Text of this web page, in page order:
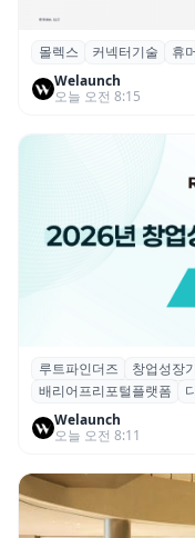
몰렉스, 휴머노
브리드 전원·신
몰렉스 커넥터기술 휴
Welaunch
오늘 오전 8:15
루트파인더즈,
(디딤돌)’ 선정
루트파인더즈 창업성장
배리어프리포털플랫폼
Welaunch
오늘 오전 8:11